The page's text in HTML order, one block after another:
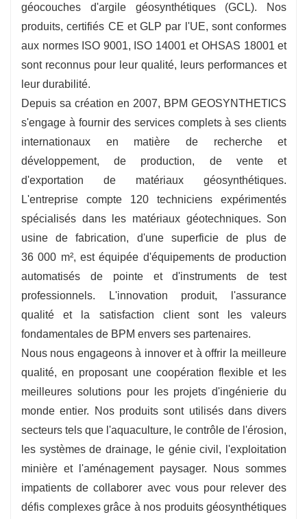
géocouches d'argile géosynthétiques (GCL). Nos
produits, certifiés CE et GLP par l'UE, sont conformes
aux normes ISO 9001, ISO 14001 et OHSAS 18001 et
sont reconnus pour leur qualité, leurs performances et
leur durabilité.
Depuis sa création en 2007, BPM GEOSYNTHETICS
s'engage à fournir des services complets à ses clients
internationaux en matière de recherche et
développement, de production, de vente et
d'exportation de matériaux géosynthétiques.
L'entreprise compte 120 techniciens expérimentés
spécialisés dans les matériaux géotechniques. Son
usine de fabrication, d'une superficie de plus de
36 000 m², est équipée d'équipements de production
automatisés de pointe et d'instruments de test
professionnels. L'innovation produit, l'assurance
qualité et la satisfaction client sont les valeurs
fondamentales de BPM envers ses partenaires.
Nous nous engageons à innover et à offrir la meilleure
qualité, en proposant une coopération flexible et les
meilleures solutions pour les projets d'ingénierie du
monde entier. Nos produits sont utilisés dans divers
secteurs tels que l'aquaculture, le contrôle de l'érosion,
les systèmes de drainage, le génie civil, l'exploitation
minière et l'aménagement paysager. Nous sommes
impatients de collaborer avec vous pour relever des
défis complexes grâce à nos produits géosynthétiques